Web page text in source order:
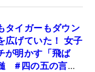
タイガーもダウン
広げていた！ 女子
が明かす「飛ば
#四の五の言わ